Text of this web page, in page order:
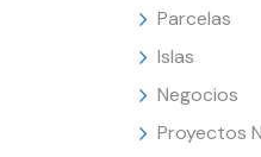
Parcelas
Islas
Negocios
Proyectos